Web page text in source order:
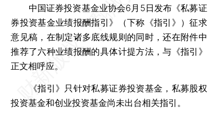
中国证券投资基金业协会6月5日发布《私募证
券投资基金业绩报酬指引》（下称《指引》）征求
意见稿，在制定诸多底线规则的同时，还在附件中
推荐了六种业绩报酬的具体计提方法，与《指引》
正文相呼应。
《指引》只针对私募证券投资基金，私募股权
投资基金和创业投资基金尚未出台相关指引。